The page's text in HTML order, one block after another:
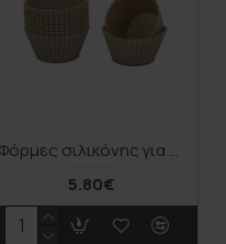
Φόρμες σιλικόνης για cupcakes "Misty" σετ 12 τεμαχίων 6.5cm
5.80€